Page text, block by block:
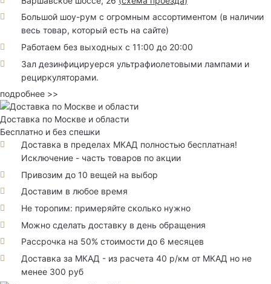
Большой шоу-рум с огромным ассортиментом (в наличии
весь товар, который есть на сайте)
Работаем без выходных с 11:00 до 20:00
Зал дезинфицируерся ультрафиолетовыми лампами и
рециркуляторами.
подробнее >>
Доставка по Москве и области
Бесплатно и без спешки
Доставка в пределах МКАД полностью бесплатная!
Исключение - часть товаров по акции
Привозим до 10 вещей на выбор
Доставим в любое время
Не торопим: примеряйте сколько нужно
Можно сделать доставку в день обращения
Рассрочка на 50% стоимости до 6 месяцев
Доставка за МКАД - из расчета 40 р/км от МКАД но не
менее 300 руб